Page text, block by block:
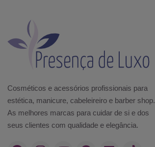
Cosméticos e acessórios profissionais para
estética, manicure, cabeleireiro e barber shop.
As melhores marcas para cuidar de si e dos
seus clientes com qualidade e elegância.